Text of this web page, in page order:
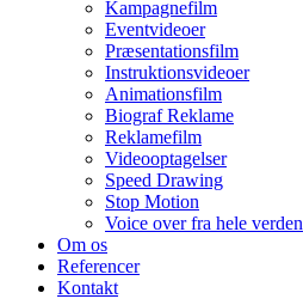
Kampagnefilm
Eventvideoer
Præsentationsfilm
Instruktionsvideoer
Animationsfilm
Biograf Reklame
Reklamefilm
Videooptagelser
Speed Drawing
Stop Motion
Voice over fra hele verden
Om os
Referencer
Kontakt